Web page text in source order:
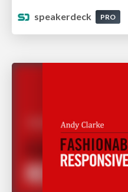
speakerdeck
PRO